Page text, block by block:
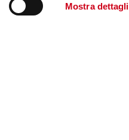
Mostra dettagli